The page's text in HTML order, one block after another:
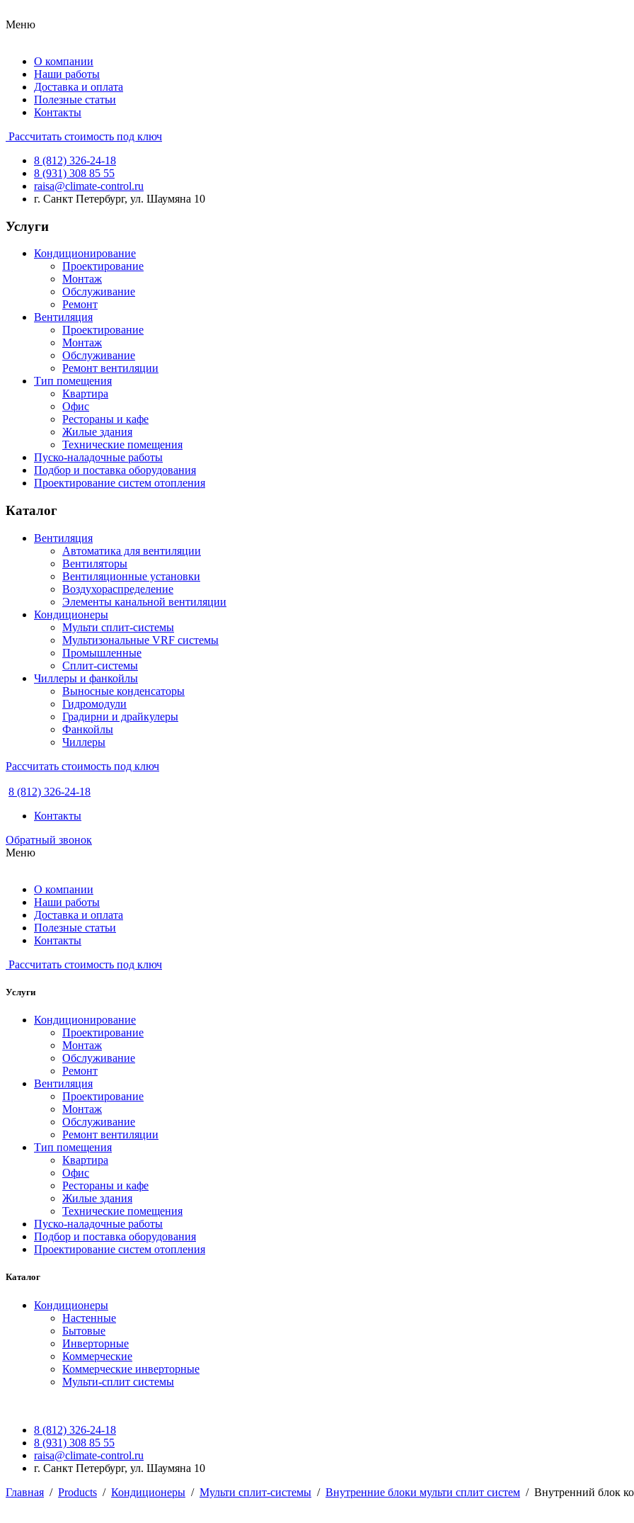
Меню
О компании
Наши работы
Доставка и оплата
Полезные статьи
Контакты
Рассчитать стоимость под ключ
8 (812) 326-24-18
8 (931) 308 85 55
raisa@climate-control.ru
г. Санкт Петербург, ул. Шаумяна 10
Услуги
Кондиционирование
Проектирование
Монтаж
Обслуживание
Ремонт
Вентиляция
Проектирование
Монтаж
Обслуживание
Ремонт вентиляции
Тип помещения
Квартира
Офис
Рестораны и кафе
Жилые здания
Технические помещения
Пуско-наладочные работы
Подбор и поставка оборудования
Проектирование систем отопления
Каталог
Вентиляция
Автоматика для вентиляции
Вентиляторы
Вентиляционные установки
Воздухораспределение
Элементы канальной вентиляции
Кондиционеры
Мульти сплит-системы
Мультизональные VRF системы
Промышленные
Сплит-системы
Чиллеры и фанкойлы
Выносные конденсаторы
Гидромодули
Градирни и драйкулеры
Фанкойлы
Чиллеры
Рассчитать стоимость под ключ
8 (812) 326-24-18
Контакты
Обратный звонок
Меню
О компании
Наши работы
Доставка и оплата
Полезные статьи
Контакты
Рассчитать стоимость под ключ
Услуги
Кондиционирование
Проектирование
Монтаж
Обслуживание
Ремонт
Вентиляция
Проектирование
Монтаж
Обслуживание
Ремонт вентиляции
Тип помещения
Квартира
Офис
Рестораны и кафе
Жилые здания
Технические помещения
Пуско-наладочные работы
Подбор и поставка оборудования
Проектирование систем отопления
Каталог
Кондиционеры
Настенные
Бытовые
Инверторные
Коммерческие
Коммерческие инверторные
Мульти-сплит системы
8 (812) 326-24-18
8 (931) 308 85 55
raisa@climate-control.ru
г. Санкт Петербург, ул. Шаумяна 10
Главная / Products / Кондиционеры / Мульти сплит-системы / Внутренние блоки мульти сплит систем / Внутренний блок